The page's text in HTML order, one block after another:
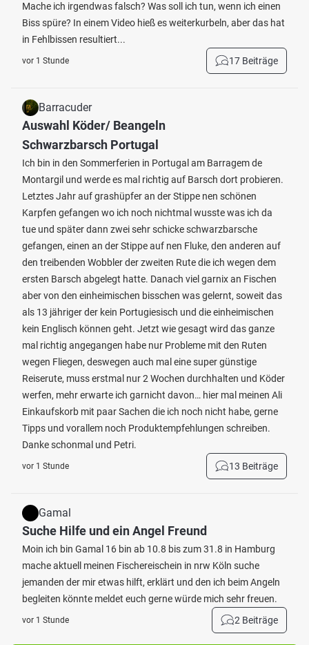
Mache ich irgendwas falsch? Was soll ich tun, wenn ich einen
Biss spüre? In einem Video hieß es weiterkurbeln, aber das hat
in Fehlbissen resultiert...
vor 1 Stunde 17 Beiträge
Barracuder
Auswahl Köder/ Beangeln
Schwarzbarsch Portugal
Ich bin in den Sommerferien in Portugal am Barragem de
Montargil und werde es mal richtig auf Barsch dort probieren.
Letztes Jahr auf grashüpfer an der Stippe nen schönen
Karpfen gefangen wo ich noch nichtmal wusste was ich da
tue und später dann zwei sehr schicke schwarzbarsche
gefangen, einen an der Stippe auf nen Fluke, den anderen auf
den treibenden Wobbler der zweiten Rute die ich wegen dem
ersten Barsch abgelegt hatte. Danach viel garnix an Fischen
aber von den einheimischen bisschen was gelernt, soweit das
als 13 jähriger der kein Portugiesisch und die einheimischen
kein Englisch können geht. Jetzt wie gesagt wird das ganze
mal richtig angegangen habe nur Probleme mit den Ruten
wegen Fliegen, deswegen auch mal eine super günstige
Reiserute, muss erstmal nur 2 Wochen durchhalten und Köder
werfen, mehr erwarte ich garnicht davon… hier mal meinen Ali
Einkaufskorb mit paar Sachen die ich noch nicht habe, gerne
Tipps und vorallem noch Produktempfehlungen schreiben.
Danke schonmal und Petri.
vor 1 Stunde 13 Beiträge
Gamal
Suche Hilfe und ein Angel Freund
Moin ich bin Gamal 16 bin ab 10.8 bis zum 31.8 in Hamburg
mache aktuell meinen Fischereischein in nrw Köln suche
jemanden der mir etwas hilft, erklärt und den ich beim Angeln
begleiten könnte meldet euch gerne würde mich sehr freuen.
vor 1 Stunde 2 Beiträge